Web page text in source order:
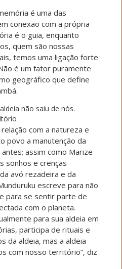
é uma das
conexão com a própria
é o guia, enquanto
quem são nossas
temos uma ligação forte
é um fator puramente
geográfico que define
não saiu de nós.
com a natureza e
povo a manutenção da
assim como Marize
sonhos e crenças
avó rezadeira e da
escreve para não
para se sentir parte de
com o planeta.
para sua aldeia em
participa de rituais e
da aldeia, mas a aldeia
com nosso território”, diz